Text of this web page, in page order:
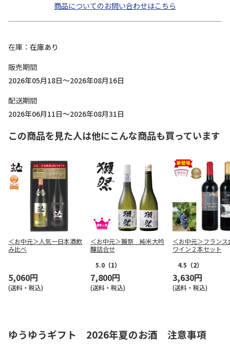
商品についてのお問い合わせはこちら
在庫
在庫あり
販売期間
2026年05月18日～2026年08月16日
配送期間
2026年06月11日～2026年08月31日
この商品を見た人は他にこんな商品も買っています
＜お中元＞人気一日本酒飲
み比べ
5,060円
(送料・税込)
＜お中元＞獺祭 純米大吟
醸詰合せ
5.0 （1）
7,800円
(送料・税込)
＜お中元＞フランス
ワイン２本セット
4.5 （2）
3,630円
(送料・税込)
ゆうゆうギフト 2026年夏のお酒 注意事項